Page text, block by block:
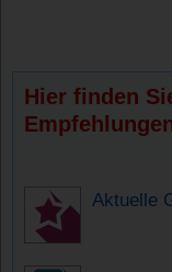
Hier finden
Aktuelle